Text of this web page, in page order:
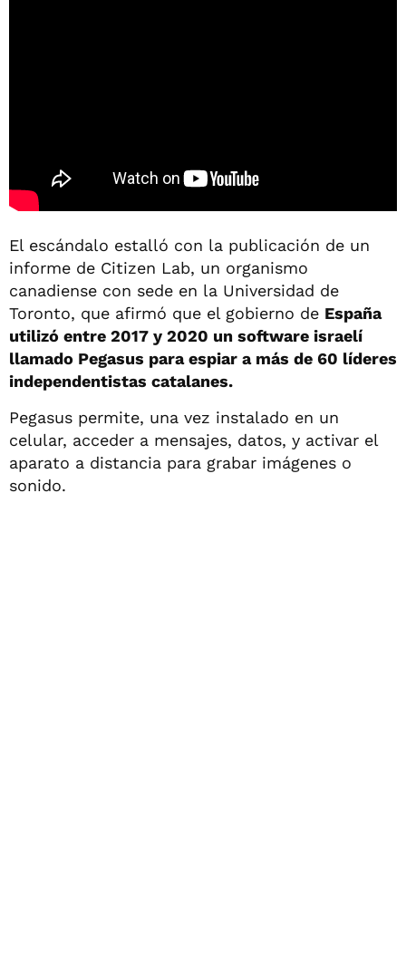
El escándalo estalló con la publicación de un
informe de Citizen Lab, un organismo
canadiense con sede en la Universidad de
Toronto, que afirmó que el gobierno de España
utilizó entre 2017 y 2020 un software israelí
llamado Pegasus para espiar a más de 60 líderes
independentistas catalanes.
Pegasus permite, una vez instalado en un
celular, acceder a mensajes, datos, y activar el
aparato a distancia para grabar imágenes o
sonido.